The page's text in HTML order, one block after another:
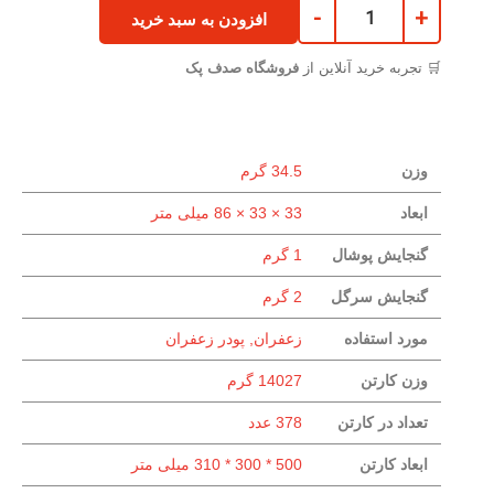
افزودن به سبد خرید +
-
🛒 تجربه خرید آنلاین از فروشگاه صدف پک
وزن 34.5 گرم
ابعاد 33 × 33 × 86 میلی متر
گنجایش پوشال 1 گرم
گنجایش سرگل 2 گرم
مورد استفاده زعفران, پودر زعفران
وزن کارتن 14027 گرم
تعداد در کارتن 378 عدد
ابعاد کارتن 500 * 300 * 310 میلی متر